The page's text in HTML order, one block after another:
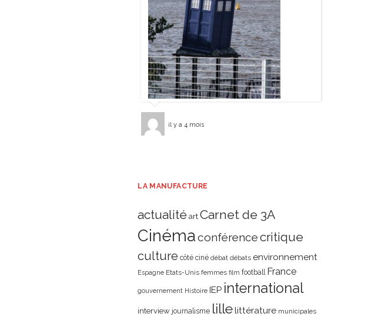
il y a 4 mois
LA MANUFACTURE
actualité art Carnet de 3A
Cinémaconférencecritique
culture côté ciné débat débats environnement
Espagne Etats-Unis femmes film football France
gouvernement Histoire IEP international
interview journalisme lillelittérature municipales